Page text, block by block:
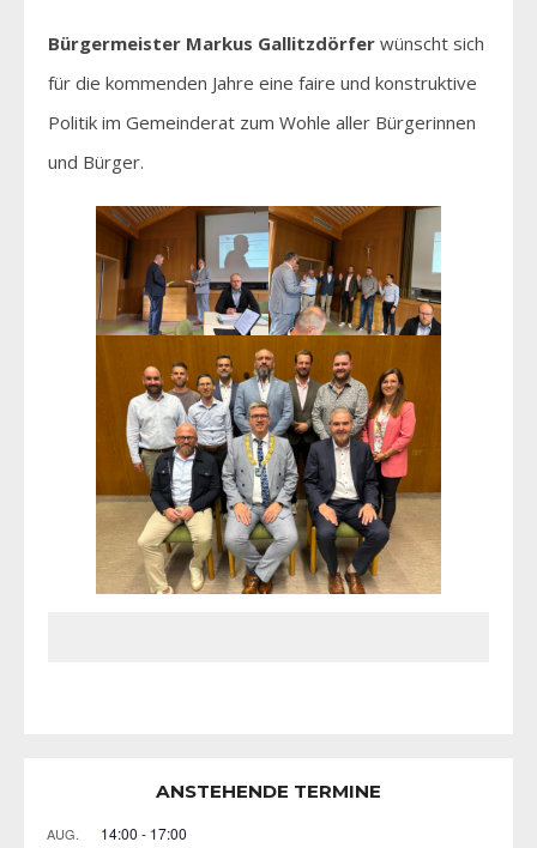
Bürgermeister Markus Gallitzdörfer wünscht sich
für die kommenden Jahre eine faire und konstruktive
Politik im Gemeinderat zum Wohle aller Bürgerinnen
und Bürger.
ANSTEHENDE TERMINE
AUG. 14:00 - 17:00